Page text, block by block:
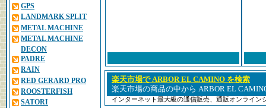
GPS
LANDMARK SPLIT
METAL MACHINE
METAL MACHINE
DECON
PADRE
RAIN
RED GERARD PRO
ROOSTERFISH
SATORI
楽天市場で ARBOR EL CAMINO を検索
楽天市場の商品の中から ARBOR EL
インターネット最大級の通信販売、通販オンライン